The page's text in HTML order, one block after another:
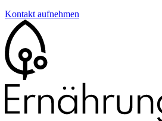
Kontakt aufnehmen